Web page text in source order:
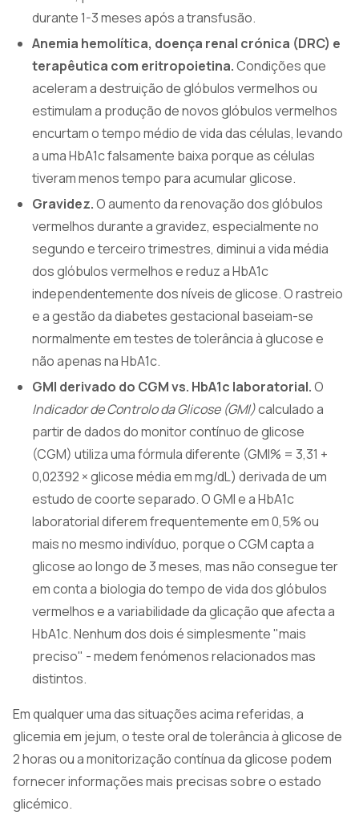
durante 1-3 meses após a transfusão.
Anemia hemolítica, doença renal crónica (DRC) e
terapêutica com eritropoietina.Condições que
aceleram a destruição de glóbulos vermelhos ou
estimulam a produção de novos glóbulos vermelhos
encurtam o tempo médio de vida das células, levando
a uma HbA1c falsamente baixa porque as células
tiveram menos tempo para acumular glicose.
Gravidez.O aumento da renovação dos glóbulos
vermelhos durante a gravidez, especialmente no
segundo e terceiro trimestres, diminui a vida média
dos glóbulos vermelhos e reduz a HbA1c
independentemente dos níveis de glicose. O rastreio
e a gestão da diabetes gestacional baseiam-se
normalmente em testes de tolerância à glucose e
não apenas na HbA1c.
GMI derivado do CGM vs. HbA1c laboratorial.O
Indicador de Controlo da Glicose (GMI)calculado a
partir de dados do monitor contínuo de glicose
(CGM) utiliza uma fórmula diferente (GMI% = 3,31 +
0,02392 × glicose média em mg/dL) derivada de um
estudo de coorte separado. O GMI e a HbA1c
laboratorial diferem frequentemente em 0,5% ou
mais no mesmo indivíduo, porque o CGM capta a
glicose ao longo de 3 meses, mas não consegue ter
em conta a biologia do tempo de vida dos glóbulos
vermelhos e a variabilidade da glicação que afecta a
HbA1c. Nenhum dos dois é simplesmente "mais
preciso" - medem fenómenos relacionados mas
distintos.
Em qualquer uma das situações acima referidas, a
glicemia em jejum, o teste oral de tolerância à glicose de
2 horas ou a monitorização contínua da glicose podem
fornecer informações mais precisas sobre o estado
glicémico.